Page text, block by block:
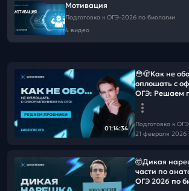
Мотивация
Подготовка к ОГЭ-2026 по биологии
4 видео
01:14:34
😳🫣Как не
оплошать с
ОГЭ: Решаем
2026 по
Подготовка к
21 февраля 2026
🤯Дикая
части по
ОГЭ 2026 по